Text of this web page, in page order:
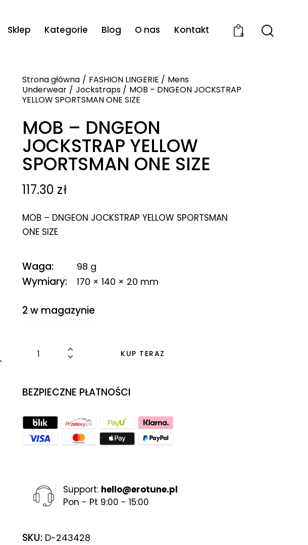
Sklep Kategorie Blog O nas Kontakt 0
Strona główna FASHION LINGERIE
Mens
Underwear
Jockstraps
MOB – DNGEON JOCKSTRAP
YELLOW SPORTSMAN ONE SIZE
MOB – DNGEON
JOCKSTRAP YELLOW
SPORTSMAN ONE SIZE
117.30 zł
MOB – DNGEON JOCKSTRAP YELLOW SPORTSMAN
ONE SIZE
Waga 98 g
Wymiary 170 × 140 × 20 mm
2 w magazynie
KUP TERAZ
BEZPIECZNE PŁATNOŚCI
Support: hello@erotune.pl
Pon - Pt 9:00 - 15:00
SKU: D-243428